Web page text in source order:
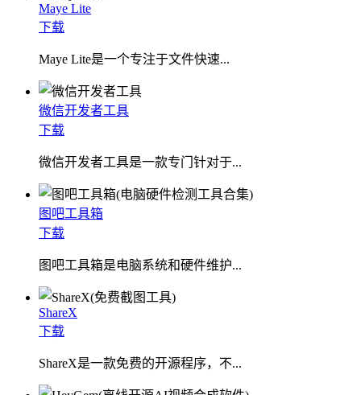
Maye Lite
下载
​Maye Lite是一个专注于文件快速...
微信开发者工具
下载
微信开发者工具是一款专门针对于...
图吧工具箱
下载
图吧工具箱是电脑系统和硬件维护...
ShareX
下载
ShareX是一款免费的开源程序，不...